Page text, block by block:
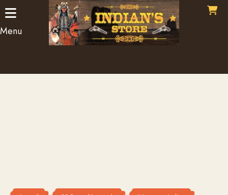
Menu
Panneau de gestion des cookies